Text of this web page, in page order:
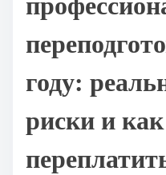
году:
риски и